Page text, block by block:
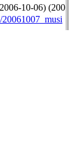
10-06) (200